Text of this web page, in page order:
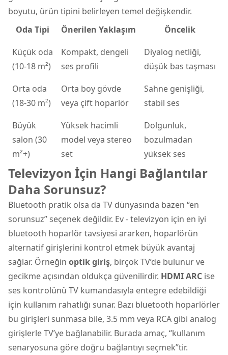
boyutu, ürün tipini belirleyen temel değişkendir.
Oda Tipi
Önerilen Yaklaşım
Öncelik
Küçük oda
(10-18 m²)
Kompakt, dengeli
ses profili
Diyalog netliği,
düşük bas taşması
Orta oda
(18-30 m²)
Orta boy gövde
veya çift hoparlör
Sahne genişliği,
stabil ses
Büyük
salon (30
m²+)
Yüksek hacimli
model veya stereo
set
Dolgunluk,
bozulmadan
yüksek ses
Televizyon İçin Hangi Bağlantılar
Daha Sorunsuz?
Bluetooth pratik olsa da TV dünyasında bazen “en
sorunsuz” seçenek değildir. Ev - televizyon için en iyi
bluetooth hoparlör tavsiyesi ararken, hoparlörün
alternatif girişlerini kontrol etmek büyük avantaj
sağlar. Örneğin optik giriş, birçok TV’de bulunur ve
gecikme açısından oldukça güvenilirdir. HDMI ARC ise
ses kontrolünü TV kumandasıyla entegre edebildiği
için kullanım rahatlığı sunar. Bazı bluetooth hoparlörler
bu girişleri sunmasa bile, 3.5 mm veya RCA gibi analog
girişlerle TV’ye bağlanabilir. Burada amaç, “kullanım
senaryosuna göre doğru bağlantıyı seçmek”tir.